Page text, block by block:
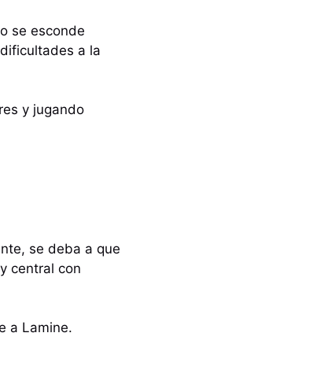
se esconde
a la
y jugando
se deba a que
central con
a Lamine.